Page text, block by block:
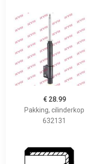
€ 28.99
Pakking, cilinderkop
632131